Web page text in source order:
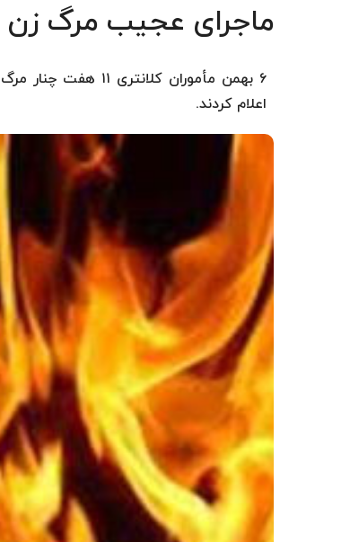
ماجرای عجیب مرگ زن
۶ بهمن مأموران
اعلام کردند.